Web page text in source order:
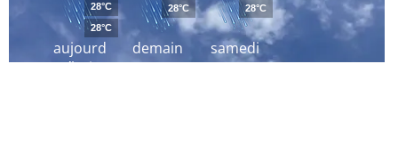
aujourd
´hui
28°C
28°C
demain
28°C
samedi
28°C